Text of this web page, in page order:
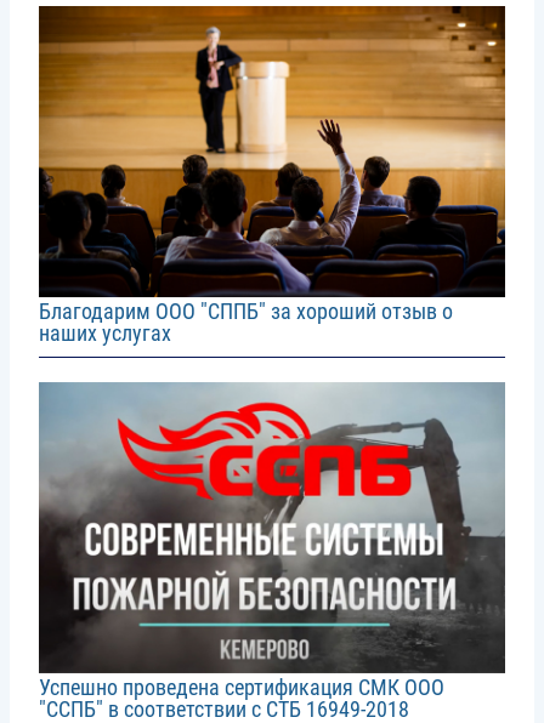
Благодарим ООО "СППБ" за хороший отзыв о
наших услугах
Успешно проведена сертификация СМК ООО
"ССПБ" в соответствии с СТБ 16949-2018